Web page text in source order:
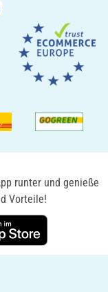
runter und genieße
Vorteile!